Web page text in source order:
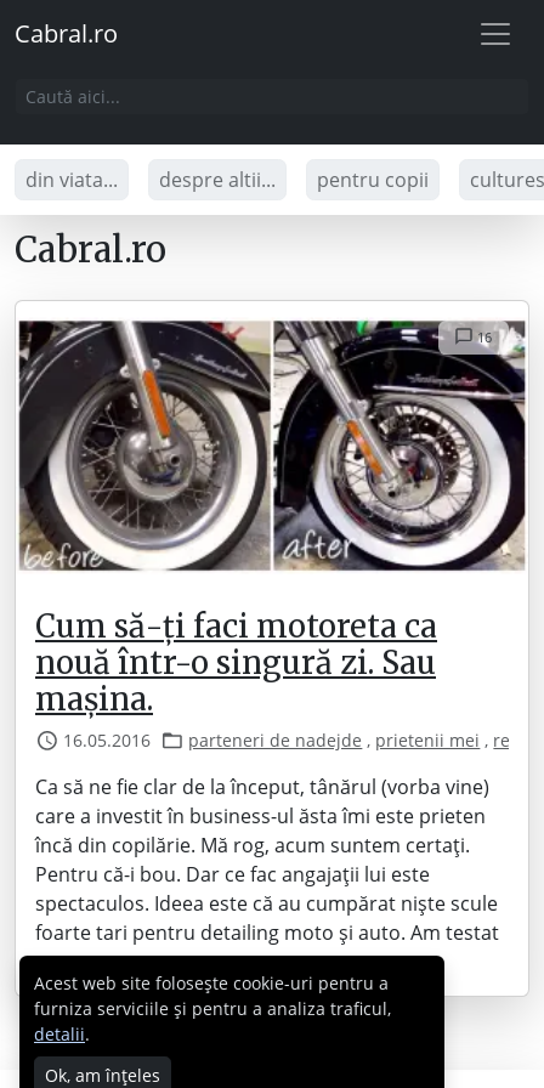
Cabral.ro
din viata... despre altii... pentru copii
Cabral.ro
16
Cum să-ți faci motoreta ca
nouă într-o singură zi. Sau
mașina.
16.05.2016 parteneri de nadejde , prietenii mei ,
Ca să ne fie clar de la început, tânărul (vorba vine)
care a investit în business-ul ăsta îmi este prieten
încă din copilărie. Mă rog, acum suntem certați.
Pentru că-i bou. Dar ce fac angajații lui este
spectaculos. Ideea este că au cumpărat niște scule
foarte tari pentru detailing moto și auto. Am testat
pe…
Acest web site folosește cookie-uri pentru a
furniza serviciile și pentru a analiza traficul,
detalii.
Ok, am înțeles